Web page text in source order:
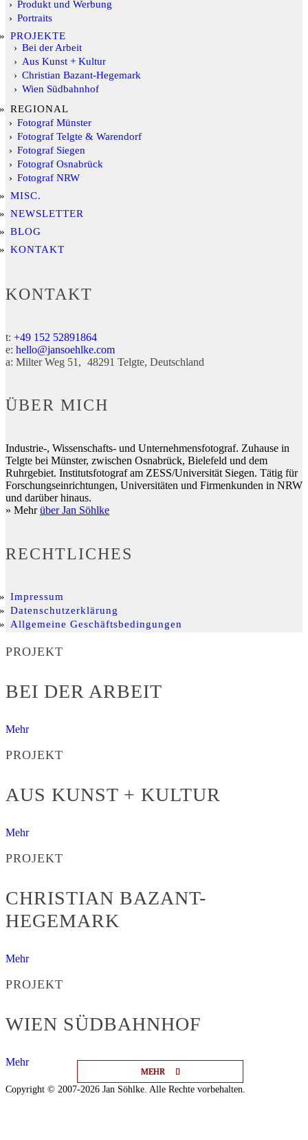
MEHR
MEHR
MEHR
Produkt und Werbung
Portraits
PROJEKTE
Bei der Arbeit
Aus Kunst + Kultur
Christian Bazant-Hegemark
Wien Südbahnhof
REGIONAL
Fotograf Münster
Fotograf Telgte & Warendorf
Fotograf Siegen
Fotograf Osnabrück
Fotograf NRW
MISC.
NEWSLETTER
BLOG
KONTAKT
KONTAKT
t: +49 152 52891864
e: hello@jansoehlke.com
a: Milter Weg 51 48291 Telgte Deutschland
ÜBER MICH
Industrie-, Wissenschafts- und Unternehmensfotograf. Zuhause in
Telgte bei Münster, zwischen Osnabrück, Bielefeld und dem
Ruhrgebiet. Institutsfotograf am ZESS/Universität Siegen. Tätig für
Forschungseinrichtungen, Universitäten und Firmenkunden in NRW
und darüber hinaus.
» Mehrüber Jan Söhlke
RECHTLICHES
Impressum
Datenschutzerklärung
Allgemeine Geschäftsbedingungen
PROJEKT
BEI DER ARBEIT
Mehr
PROJEKT
AUS KUNST + KULTUR
Mehr
PROJEKT
CHRISTIAN BAZANT-
HEGEMARK
Mehr
PROJEKT
WIEN SÜDBAHNHOF
Mehr
Copyright © 2007-2026 Jan Söhlke. Alle Rechte vorbehalten.